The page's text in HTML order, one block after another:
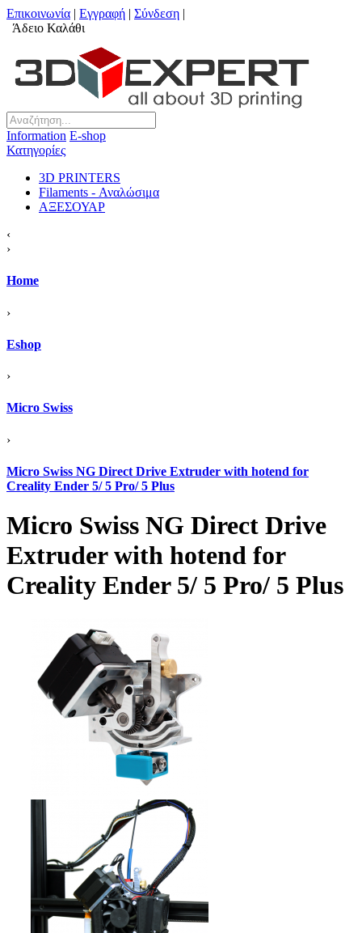
Επικοινωνία | Εγγραφή | Σύνδεση |
Άδειο Καλάθι
Information Ε-shop
Κατηγορίες
3D PRINTERS
Filaments - Αναλώσιμα
ΑΞΕΣΟΥΑΡ
‹
›
Home
›
Eshop
›
Micro Swiss
›
Micro Swiss NG Direct Drive Extruder with hotend for
Creality Ender 5/ 5 Pro/ 5 Plus
Micro Swiss NG Direct Drive
Extruder with hotend for
Creality Ender 5/ 5 Pro/ 5 Plus